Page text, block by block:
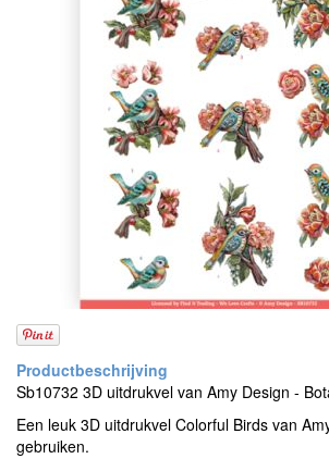
Sb10732 3D uitdrukvel van Amy Design -
Een leuk 3D uitdrukvel Colorful Birds van
gebruiken.